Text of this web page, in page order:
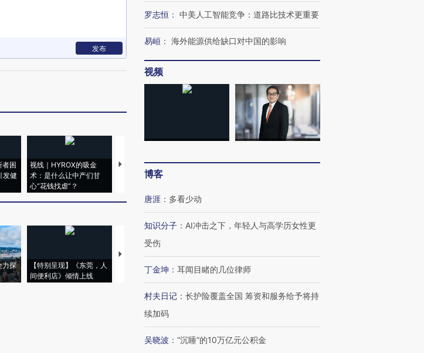
发布
者困
发健
视线｜HYROX的吸金
术：是什么让中产们甘
心“花钱找虐”？
马航飞行员跨国走私7万
粒摇头丸 尿检体内含3种
视线｜被称为“蟑螂”的印
视线｜“入侵”还是“人道危
力探
【特别呈现】《东莞，人
间便利店》倾情上线
【推广】走进第四届链博
会，让数智科技“链”接产
【特别呈现】寻找100种
有意思的生活方式·第三对
【商旅对话】华住集团
罗志恒 ： 中美人工智能竞争：道路比技术更重要
易峘 ： 海外能源供给缺口对中国的影响
视频
博客
唐涯 ： 多看少动
知识分子 ： AI冲击之下，年轻人与高学历女性更
受伤
丁金坤 ： 耳闻目睹的几位律师
村夫日记 ： 长护险覆盖全国 筹资和服务给予将持
续加码
吴晓波 ： “沉睡”的10万亿元公积金